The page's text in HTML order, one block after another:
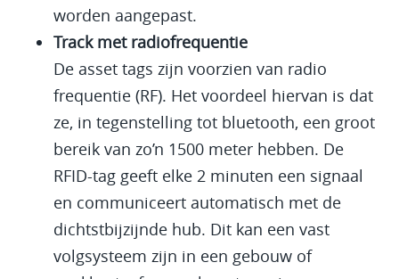
worden aangepast.
Track met radiofrequentie
De asset tags zijn voorzien van radio
frequentie (RF). Het voordeel hiervan is dat
ze, in tegenstelling tot bluetooth, een groot
bereik van zo’n 1500 meter hebben. De
RFID-tag geeft elke 2 minuten een signaal
en communiceert automatisch met de
dichtstbijzijnde hub. Dit kan een vast
volgsysteem zijn in een gebouw of